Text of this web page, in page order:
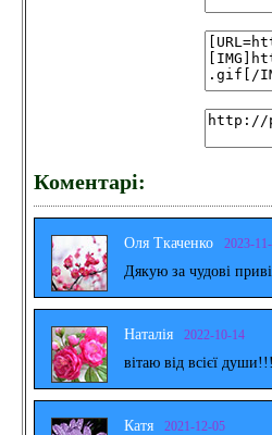
Коментарі:
Оля Ткаченко 2023-
Дякую за чудові
Наталія 2022-10-14
вітаю від всієї
Катя 2021-12-05